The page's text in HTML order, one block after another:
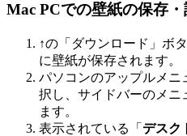
Mac PCでの壁紙の保存・
↑の「ダウンロード」ボ
に壁紙が保存されます。
パソコンのアップルメニ
択し、サイドバーのメニ
ます。
表示されている「 デスク